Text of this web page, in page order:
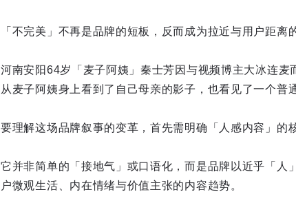
「不完美」不再是品牌的短板，反而成为拉近与用户距离
河南安阳64岁「麦子阿姨」秦士芳因与视频博主大冰连
从麦子阿姨身上看到了自己母亲的影子，也看见了一个普
要理解这场品牌叙事的变革，首先需明确「人感内容」的
它并非简单的「接地气」或口语化，而是品牌以近乎「人
户微观生活、内在情绪与价值主张的内容趋势。